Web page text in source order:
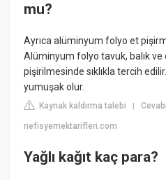
mu?
Ayrıca alüminyum folyo et
Alüminyum folyo tavuk, balık ve
pişirilmesinde sıklıkla tercih
yumuşak olur.
Kaynak kaldırma talebi |
nefisyemektarifleri.com
Yağlı kağıt kaç para?